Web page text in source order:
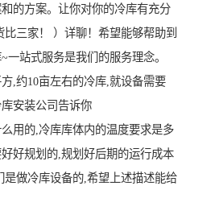
的方案。让你对你的冷库有充分
比三家！ ）详聊！希望能够帮助到
一站式服务是我们的服务理念。
,约10亩左右的冷库,就设备需要
安装公司告诉你
用的,冷库库体内的温度要求是多
好规划的,规划好后期的运行成本
是做冷库设备的,希望上述描述能给